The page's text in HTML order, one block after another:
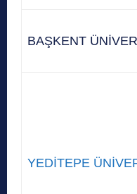
BAŞKENT
YEDİTEPE